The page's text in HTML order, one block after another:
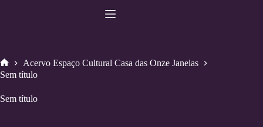
Home
Acervo Espaço Cultural Casa das Onze Janelas
Sem título
Sem título